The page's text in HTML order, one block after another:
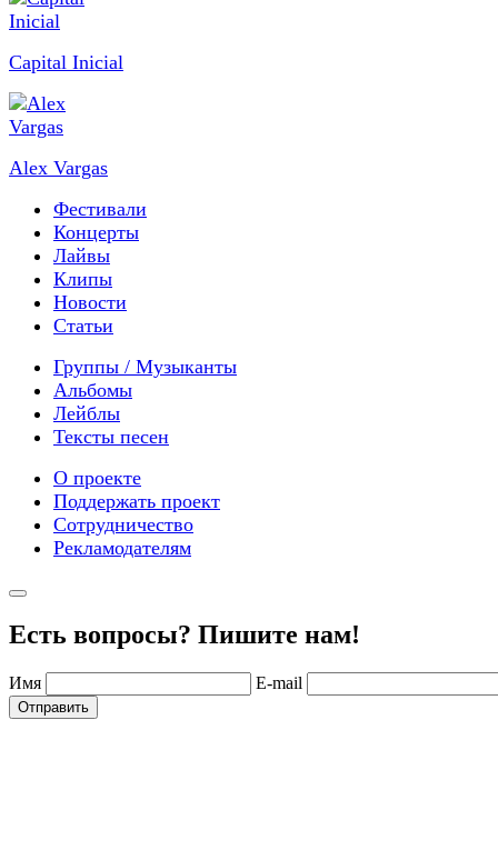
Capital Inicial
Alex Vargas
Фестивали
Концерты
Лайвы
Клипы
Новости
Статьи
Группы / Музыканты
Альбомы
Лейблы
Тексты песен
О проекте
Поддержать проект
Сотрудничество
Рекламодателям
Есть вопросы? Пишите нам!
Имя E-mail